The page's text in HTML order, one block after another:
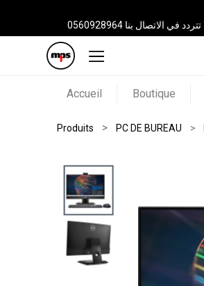
Accueil Boutique
Produits PC DE BUREAU